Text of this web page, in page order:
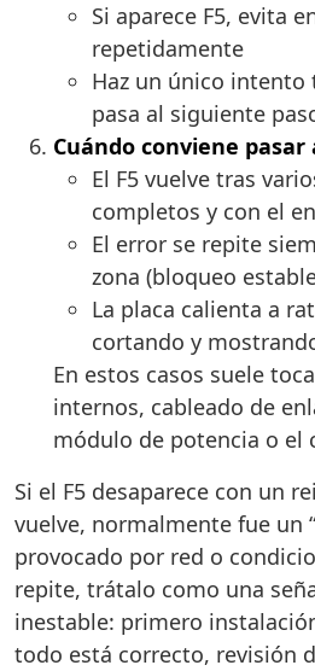
Si aparece F5, evita
repetidamente
Haz un único intento
pasa al siguiente
Cuándo conviene pasar
El F5 vuelve tras
completos y con el
El error se repite
zona (bloqueo
La placa calienta a
cortando y
En estos casos suele
internos, cableado de
módulo de potencia o el
Si el F5 desaparece con un
vuelve, normalmente fue un
provocado por red o
repite, trátalo como una
inestable: primero
todo está correcto, revisión